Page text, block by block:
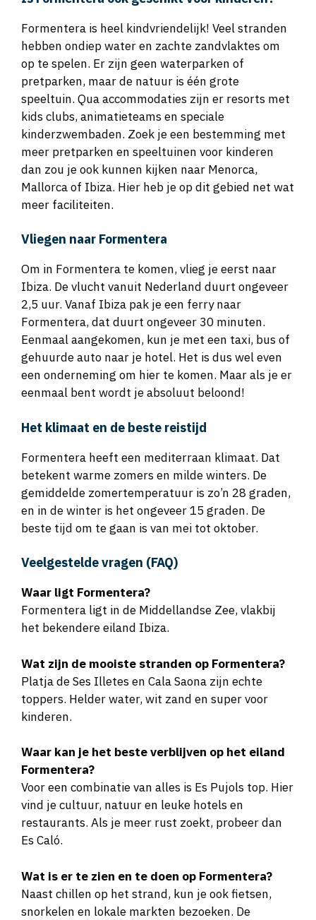
Formentera is heel kindvriendelijk! Veel stranden
hebben ondiep water en zachte zandvlaktes om
op te spelen. Er zijn geen waterparken of
pretparken, maar de natuur is één grote
speeltuin. Qua accommodaties zijn er resorts met
kids clubs, animatieteams en speciale
kinderzwembaden. Zoek je een bestemming met
meer pretparken en speeltuinen voor kinderen
dan zou je ook kunnen kijken naar Menorca,
Mallorca of Ibiza. Hier heb je op dit gebied net wat
meer faciliteiten.
Vliegen naar Formentera
Om in Formentera te komen, vlieg je eerst naar
Ibiza. De vlucht vanuit Nederland duurt ongeveer
2,5 uur. Vanaf Ibiza pak je een ferry naar
Formentera, dat duurt ongeveer 30 minuten.
Eenmaal aangekomen, kun je met een taxi, bus of
gehuurde auto naar je hotel. Het is dus wel even
een onderneming om hier te komen. Maar als je er
eenmaal bent wordt je absoluut beloond!
Het klimaat en de beste reistijd
Formentera heeft een mediterraan klimaat. Dat
betekent warme zomers en milde winters. De
gemiddelde zomertemperatuur is zo’n 28 graden,
en in de winter is het ongeveer 15 graden. De
beste tijd om te gaan is van mei tot oktober.
Veelgestelde vragen (FAQ)
Waar ligt Formentera?
Formentera ligt in de Middellandse Zee, vlakbij
het bekendere eiland Ibiza.
Wat zijn de mooiste stranden op Formentera?
Platja de Ses Illetes en Cala Saona zijn echte
toppers. Helder water, wit zand en super voor
kinderen.
Waar kan je het beste verblijven op het eiland
Formentera?
Voor een combinatie van alles is Es Pujols top. Hier
vind je cultuur, natuur en leuke hotels en
restaurants. Als je meer rust zoekt, probeer dan
Es Caló.
Wat is er te zien en te doen op Formentera?
Naast chillen op het strand, kun je ook fietsen,
snorkelen en lokale markten bezoeken. De